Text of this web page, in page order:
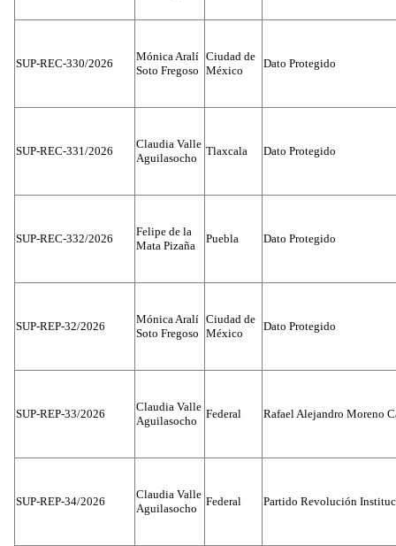
SUP-REC-330/2026
Mónica Aralí
Soto Fregoso
Ciudad de
México
Dato Protegido
SUP-REC-331/2026
Claudia Valle
Aguilasocho
Tlaxcala Dato Protegido
SUP-REC-332/2026
Felipe de la
Mata Pizaña
Puebla Dato Protegido
SUP-REP-32/2026
Mónica Aralí
Soto Fregoso
Ciudad de
México
Dato Protegido
SUP-REP-33/2026
Claudia Valle
Aguilasocho
Federal Rafael Alejandro Moreno
SUP-REP-34/2026
Claudia Valle
Aguilasocho
Federal Partido Revolución